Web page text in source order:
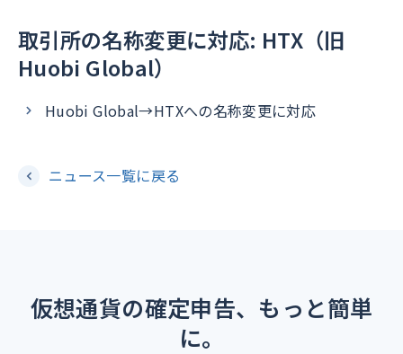
取引所の名称変更に対応: HTX（旧
Huobi Global）
Huobi Global→HTXへの名称変更に対応
ニュース一覧に戻る
仮想通貨の確定申告、もっと簡単
に。